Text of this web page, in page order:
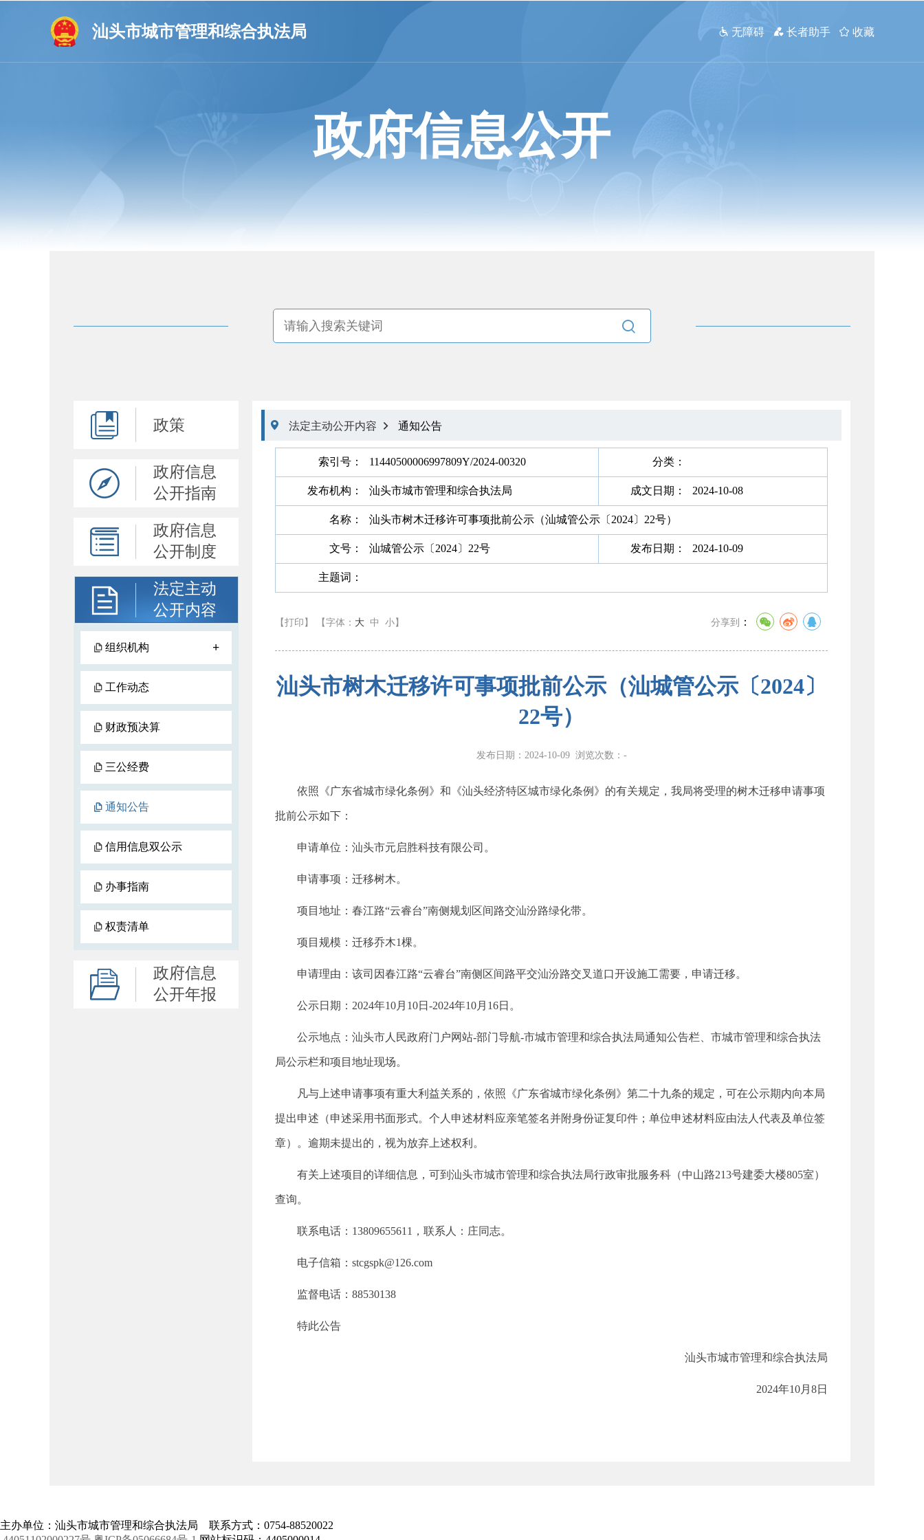
汕头市城市管理和综合执法局  无障碍  长者助手  收藏
政府信息公开

政策
政府信息
公开指南
政府信息
公开制度
法定主动
公开内容
组织机构 +
工作动态
财政预决算
三公经费
通知公告
信用信息双公示
办事指南
权责清单
政府信息
公开年报
 法定主动公开内容  通知公告
索引号： 11440500006997809Y/2024-00320 分类：
发布机构： 汕头市城市管理和综合执法局 成文日期： 2024-10-08
名称： 汕头市树木迁移许可事项批前公示（汕城管公示〔2024〕22号）
文号： 汕城管公示〔2024〕22号 发布日期： 2024-10-09
主题词：
【打印】 【字体： 大 中 小 】 分享到 ：
汕头市树木迁移许可事项批前公示（汕城管公示〔2024〕
22号）
发布日期：2024-10-09 浏览次数： -
依照《广东省城市绿化条例》和《汕头经济特区城市绿化条例》的有关规定，我局将受理的树木迁移申请事项
批前公示如下：
申请单位：汕头市元启胜科技有限公司。
申请事项：迁移树木。
项目地址：春江路“云睿台”南侧规划区间路交汕汾路绿化带。
项目规模：迁移乔木1棵。
申请理由：该司因春江路“云睿台”南侧区间路平交汕汾路交叉道口开设施工需要，申请迁移。
公示日期：2024年10月10日-2024年10月16日。
公示地点：汕头市人民政府门户网站-部门导航-市城市管理和综合执法局通知公告栏、市城市管理和综合执法
局公示栏和项目地址现场。
凡与上述申请事项有重大利益关系的，依照《广东省城市绿化条例》第二十九条的规定，可在公示期内向本局
提出申述（申述采用书面形式。个人申述材料应亲笔签名并附身份证复印件；单位申述材料应由法人代表及单位签
章）。逾期未提出的，视为放弃上述权利。
有关上述项目的详细信息，可到汕头市城市管理和综合执法局行政审批服务科（中山路213号建委大楼805室）
查询。
联系电话：13809655611，联系人：庄同志。
电子信箱：stcgspk@126.com
监督电话：88530138
特此公告
汕头市城市管理和综合执法局
2024年10月8日
主办单位：汕头市城市管理和综合执法局 联系方式：0754-88520022